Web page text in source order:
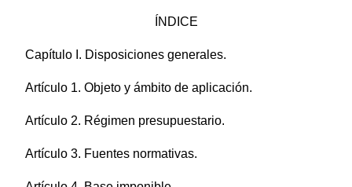
ÍNDICE
Capítulo I. Disposiciones generales.
Artículo 1. Objeto y ámbito de aplicación.
Artículo 2. Régimen presupuestario.
Artículo 3. Fuentes normativas.